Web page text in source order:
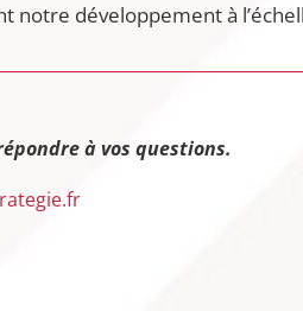
notre développement à
à vos questions.